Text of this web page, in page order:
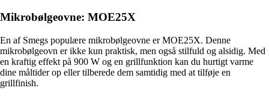
Mikrobølgeovne: MOE25X
En af Smegs populære mikrobølgeovne er MOE25X. Denne
mikrobølgeovn er ikke kun praktisk, men også stilfuld og alsidig. Med
en kraftig effekt på 900 W og en grillfunktion kan du hurtigt varme
dine måltider op eller tilberede dem samtidig med at tilføje en
grillfinish.